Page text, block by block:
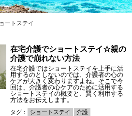
ートステイ
在宅介護でショートステイ☆親の
介護で崩れない方法
在宅介護ではショートステイを上手に活
用するのとしないのでは、介護者の心の
ケアが大きく変わりますよね。そこで今
回は、介護者の心ケアのために活用する
ショートステイの概要と、賢く利用する
方法をお伝えします。
タグ： ショートステイ
介護